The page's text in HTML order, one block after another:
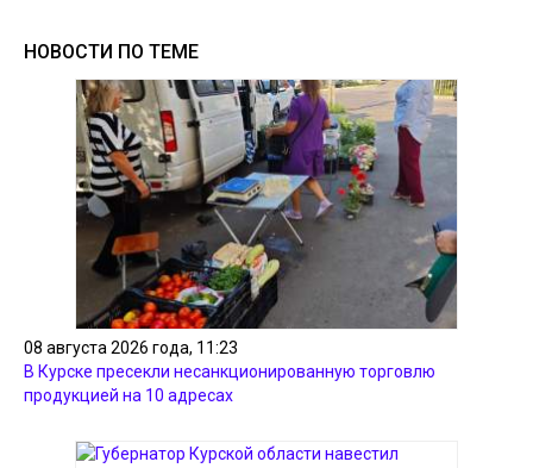
НОВОСТИ ПО ТЕМЕ
08 августа 2026 года, 11:23
В Курске пресекли несанкционированную торговлю
продукцией на 10 адресах